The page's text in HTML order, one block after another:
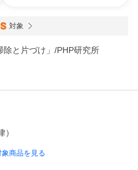
対象
と片づけ」/PHP研究所
）
象商品を見る